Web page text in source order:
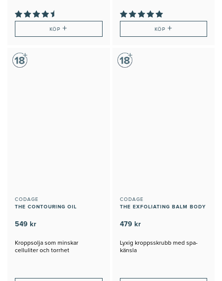
KÖP+ KÖP +
CODAGE
THE CONTOURING OIL
549 kr
Kroppsolja som minskar
celluliter och torrhet
CODAGE
THE EXFOLIATING BALM BODY
479 kr
Lyxig kroppsskrubb med spa-
känsla